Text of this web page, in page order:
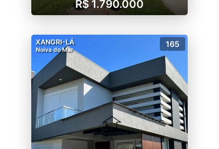
R$ 1.790.000
XANGRI-LÁ
Noiva do Mar
165